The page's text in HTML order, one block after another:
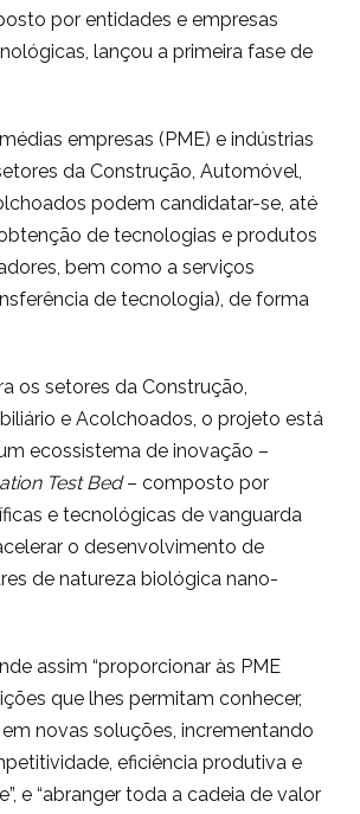
por entidades e empresas
lançou a primeira fase de
empresas (PME) e indústrias
da Construção, Automóvel,
podem candidatar-se, até
de tecnologias e produtos
bem como a serviços
de tecnologia), de forma
os setores da Construção,
e Acolchoados, o projeto está
ecossistema de inovação –
Test Bed– composto por
e tecnológicas de vanguarda
o desenvolvimento de
de natureza biológica nano-
assim “proporcionar às PME
que lhes permitam conhecer,
novas soluções, incrementando
eficiência produtiva e
e “abranger toda a cadeia de valor